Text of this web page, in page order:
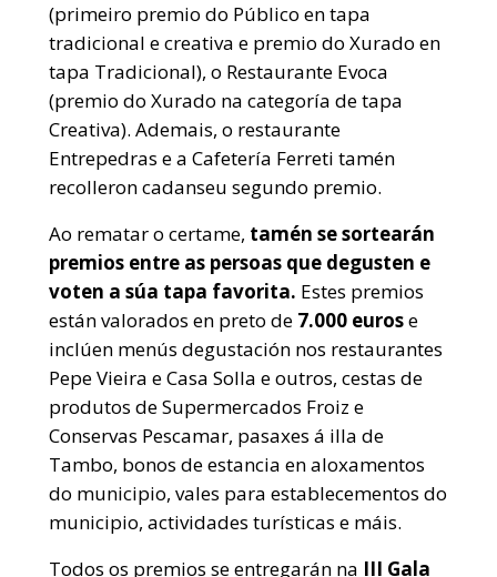
(primeiro premio do Público en tapa
tradicional e creativa e premio do Xurado en
tapa Tradicional), o Restaurante Evoca
(premio do Xurado na categoría de tapa
Creativa). Ademais, o restaurante
Entrepedras e a Cafetería Ferreti tamén
recolleron cadanseu segundo premio.
Ao rematar o certame, tamén se sortearán
premios entre as persoas que degusten e
voten a súa tapa favorita. Estes premios
están valorados en preto de 7.000 eurose
inclúen menús degustación nos restaurantes
Pepe Vieira e Casa Solla e outros, cestas de
produtos de Supermercados Froiz e
Conservas Pescamar, pasaxes á illa de
Tambo, bonos de estancia en aloxamentos
do municipio, vales para establecementos do
municipio, actividades turísticas e máis.
Todos os premios se entregarán na III Gala